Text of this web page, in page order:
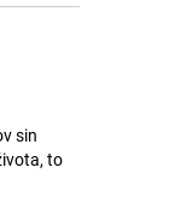
sin
to